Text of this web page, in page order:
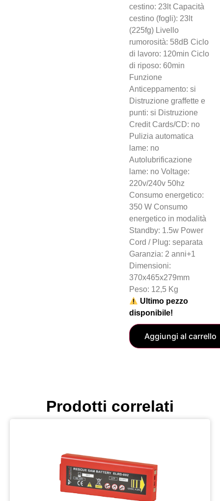
cestino: 23lt Capacità
cestino (fogli): 23lt
(225fg) Livello
rumorosità: 58dB Ciclo
di lavoro: 120min Ciclo
di riposo: 60min
Funzione
Anticeppamento: si
Distruzione graffette e
punti: si Distruzione
Credit Cards/CD: no
Pulizia automatica
lame: no
Autolubrificazione
lame: no Voltage:
220v/240v 50hz
Consumo energetico:
350 W Consumo
energetico in modalità
Standby: 1.5w Power
Cord / Plug: separata
Garanzia: 2 anni+1
Dimensioni:
370x465x279mm
Peso: 12,5 Kg
Ultimo pezzo
disponibile!
Aggiungi al carrello
Prodotti correlati